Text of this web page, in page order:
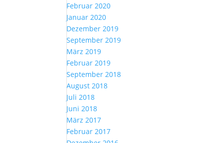
Februar 2020
Januar 2020
Dezember 2019
September 2019
März 2019
Februar 2019
September 2018
August 2018
Juli 2018
Juni 2018
März 2017
Februar 2017